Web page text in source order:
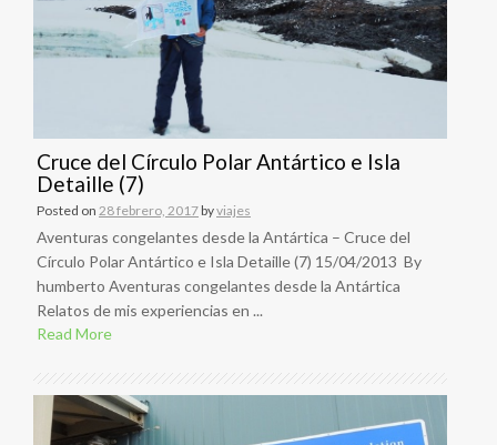
Cruce del Círculo Polar Antártico e Isla
Detaille (7)
Posted on 28 febrero, 2017byviajes
Aventuras congelantes desde la Antártica – Cruce del
Círculo Polar Antártico e Isla Detaille (7) 15/04/2013 By
humberto Aventuras congelantes desde la Antártica
Relatos de mis experiencias en ...
Read More